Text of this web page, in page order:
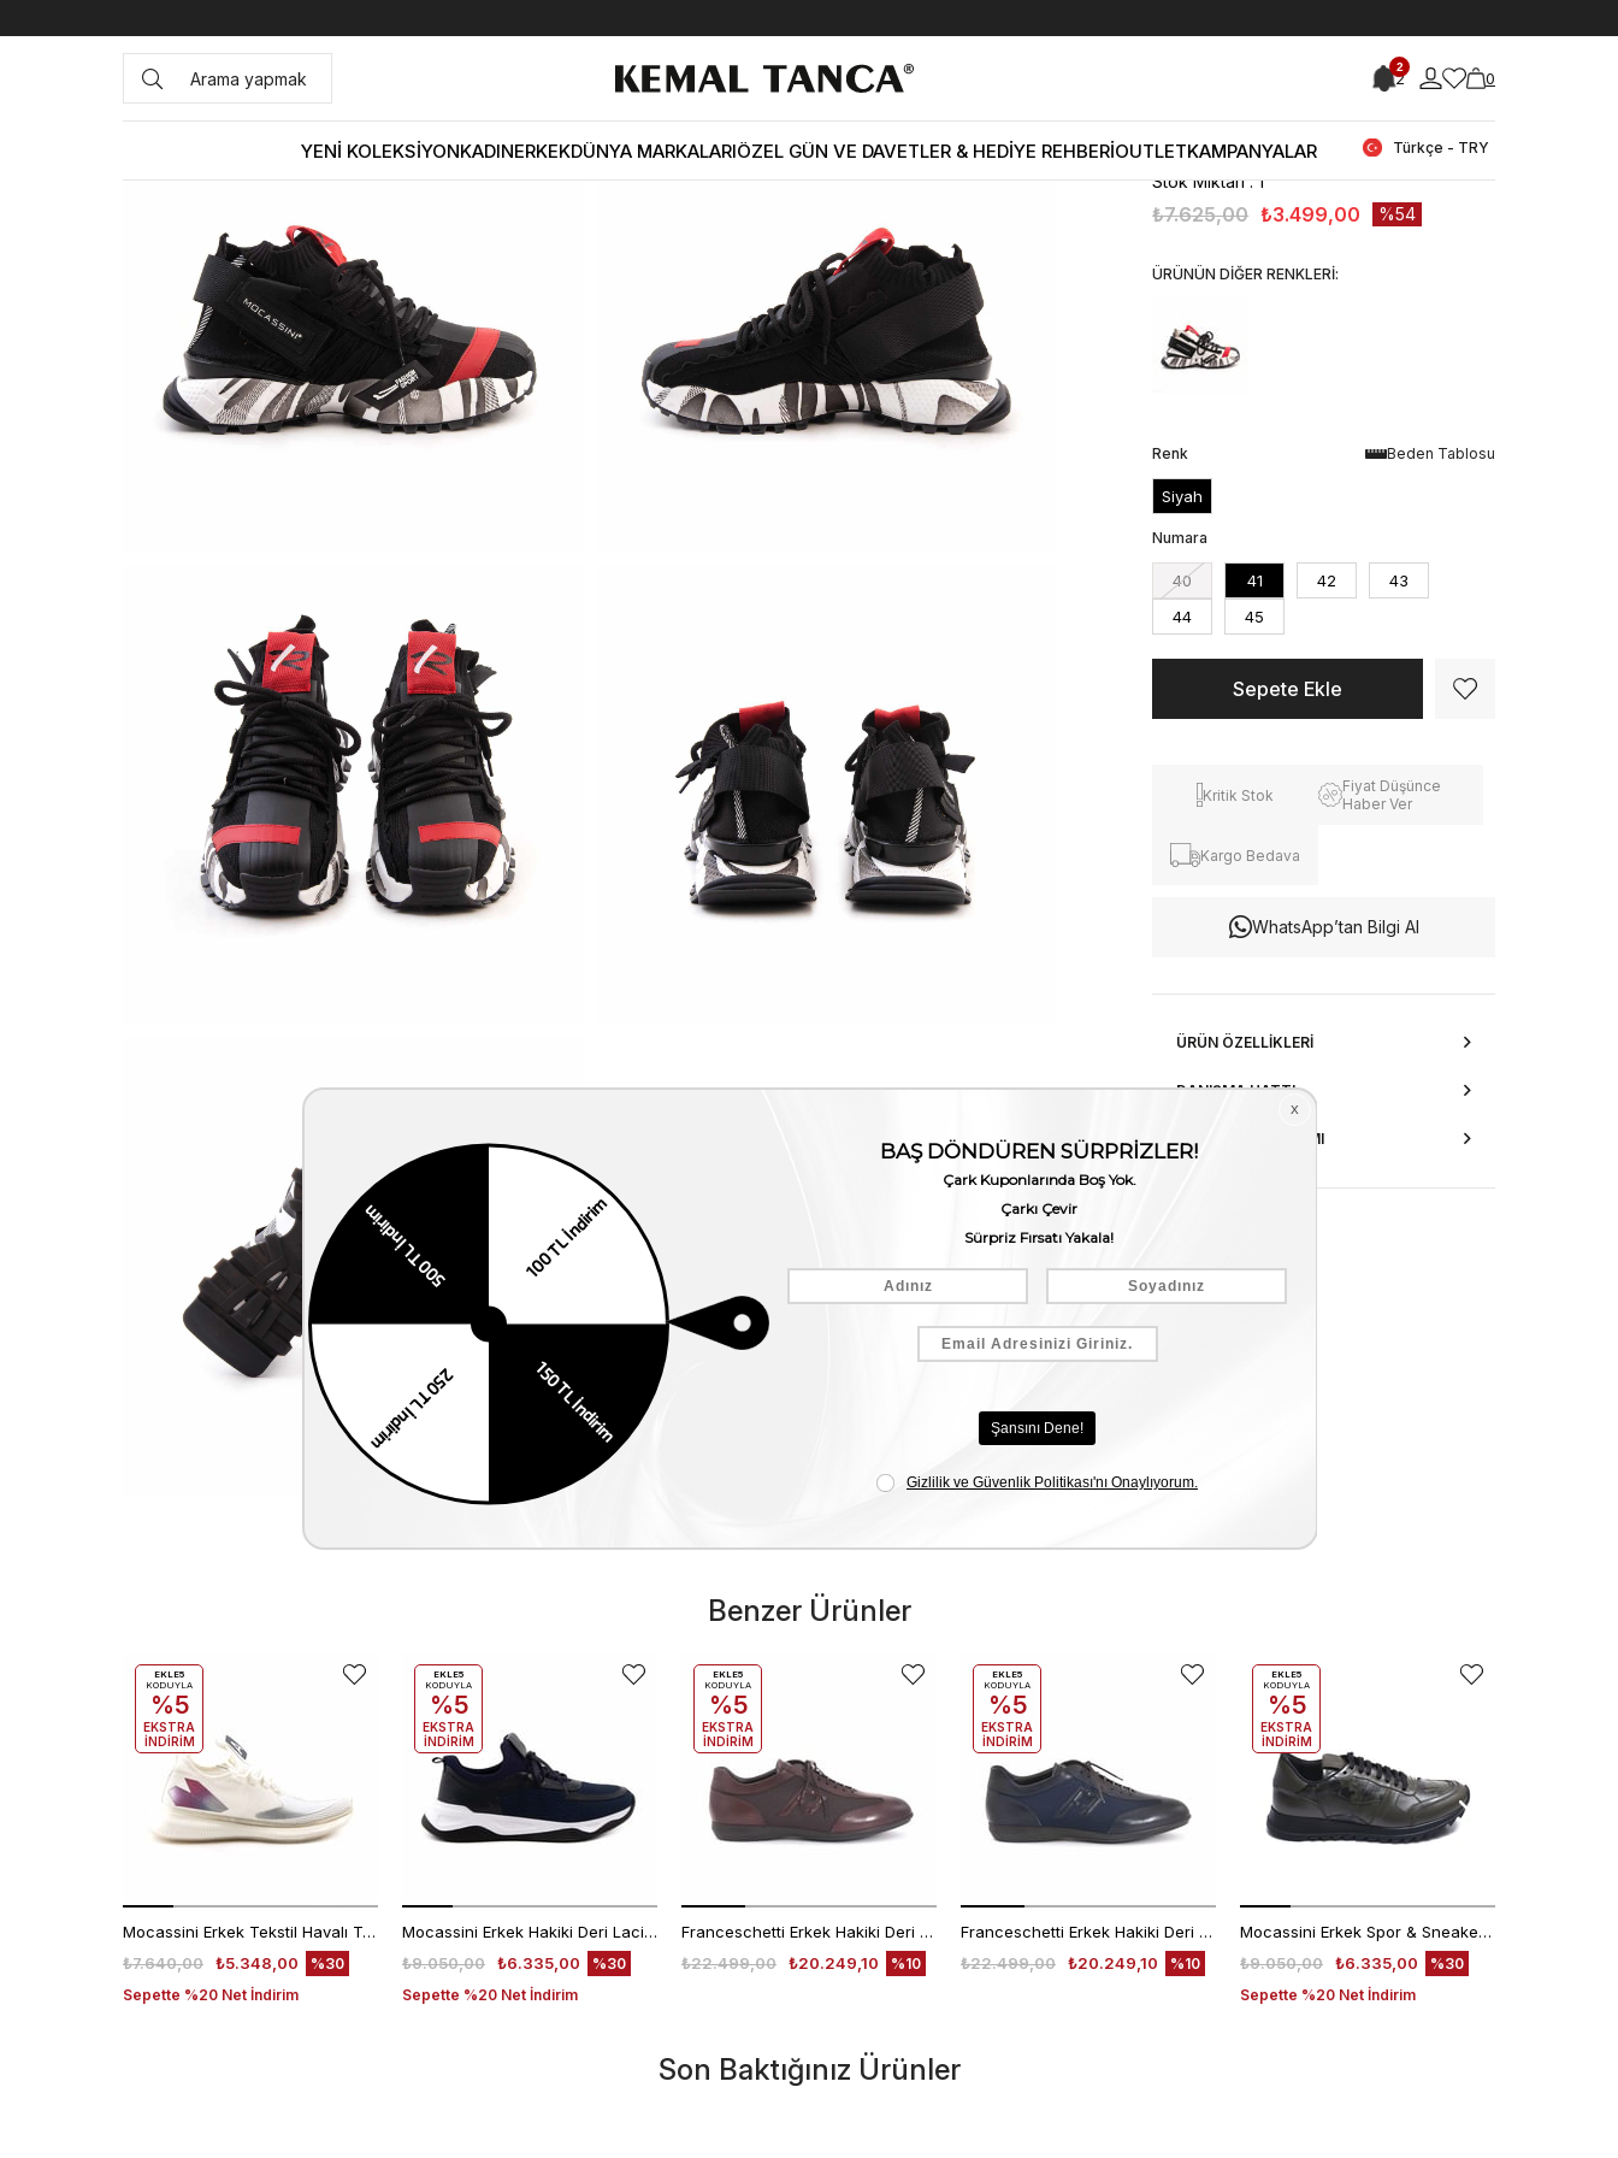
2
2 0
Türkçe - TRY
YENİ KOLEKSİYONKADINERKEKDÜNYA MARKALARIÖZEL GÜN VE DAVETLER & HEDİYE REHBERİOUTLETKAMPANYALAR
Anasayfa ERKEK AYAKKABI Spor&Sneaker Mocassini Erkek Tekstil Siyah Spor & Sneaker Ayakkabı < < Önceki Sayfaya Dön
Mocassini Erkek Tekstil Siyah Spor &
Sneaker Ayakkabı
Stok Miktarı : 1
₺7.625,00 ₺3.499,00 54
ÜRÜNÜN DİĞER RENKLERİ:
Beden Tablosu
Renk
Siyah
Numara
40 41 42
43
44
45
Kritik Stok
Fiyat Düşünce
Haber Ver
Kargo Bedava
WhatsApp’tan Bilgi Al
ÜRÜN ÖZELLIKLERI
DANIŞMA HATTI
AKSESUAR ONARIMI
Benzer Ürünler
Mocassini Erkek Tekstil Havalı Taban Beyaz Spor & Sneaker Ayakkabı
₺5.348,00
₺7.640,00
Sepette %20 Net İndirim
%30
EKLE5
KODUYLA
%5
EKSTRA
İNDİRİM
Mocassini Erkek Hakiki Deri Lacivert Spor & Sneaker Ayakkabı
₺6.335,00
₺9.050,00
Sepette %20 Net İndirim
%30
EKLE5
KODUYLA
%5
EKSTRA
İNDİRİM
Franceschetti Erkek Hakiki Deri Kauçuk Taban Koyu Kahverengi Spor & Sneaker Ayakkabı
₺20.249,10
₺22.499,00 %10
EKLE5
KODUYLA
%5
EKSTRA
İNDİRİM
Franceschetti Erkek Hakiki Deri Kauçuk Taban Mavi Spor & Sneaker Ayakkabı
₺20.249,10
₺22.499,00 %10
EKLE5
KODUYLA
%5
EKSTRA
İNDİRİM
Mocassini Erkek Spor & Sneaker Ayakkabı D2506X
₺6.335,00
₺9.050,00
Sepette %20 Net İndirim
%30
EKLE5
KODUYLA
%5
EKSTRA
İNDİRİM
Son Baktığınız Ürünler